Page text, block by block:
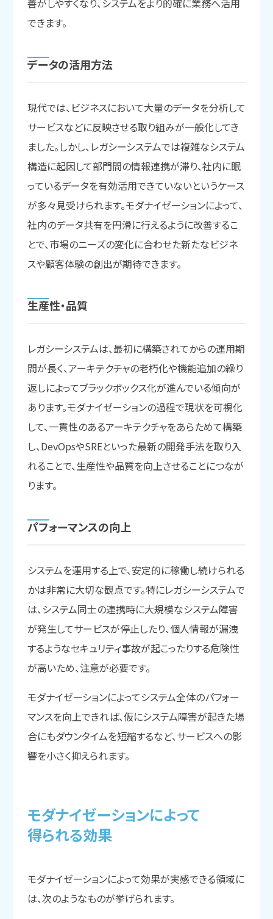
善がしやすくなり、システムをより的確に業務へ活用
できます。
データの活用方法
現代では、ビジネスにおいて大量のデータを分析して
サービスなどに反映させる取り組みが一般化してき
ました。しかし、レガシーシステムでは複雑なシステム
構造に起因して部門間の情報連携が滞り、社内に眠
っているデータを有効活用できていないというケース
が多々見受けられます。モダナイゼーションによって、
社内のデータ共有を円滑に行えるように改善するこ
とで、市場のニーズの変化に合わせた新たなビジネ
スや顧客体験の創出が期待できます。
生産性・品質
レガシーシステムは、最初に構築されてからの運用期
間が長く、アーキテクチャの老朽化や機能追加の繰り
返しによってブラックボックス化が進んでいる傾向が
あります。モダナイゼーションの過程で現状を可視化
して、一貫性のあるアーキテクチャをあらためて構築
し、DevOpsやSREといった最新の開発手法を取り入
れることで、生産性や品質を向上させることにつなが
ります。
パフォーマンスの向上
システムを運用する上で、安定的に稼働し続けられる
かは非常に大切な観点です。特にレガシーシステムで
は、システム同士の連携時に大規模なシステム障害
が発生してサービスが停止したり、個人情報が漏洩
するようなセキュリティ事故が起こったりする危険性
が高いため、注意が必要です。
モダナイゼーションによってシステム全体のパフォー
マンスを向上できれば、仮にシステム障害が起きた場
合にもダウンタイムを短縮するなど、サービスへの影
響を小さく抑えられます。
モダナイゼーションによって
得られる効果
モダナイゼーションによって効果が実感できる領域に
は、次のようなものが挙げられます。